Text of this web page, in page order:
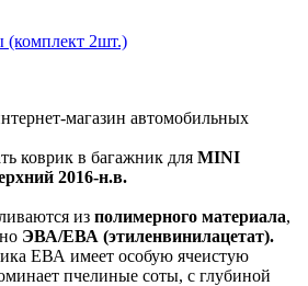
(комплект 2шт.)
магазин автомобильных
коврик в багажник для MINI
2016-н.в.
из полимерного материала,
ЭВА/ЕВА (этиленвинилацетат).
ЕВА имеет особую ячеистую
пчелиные соты, с глубиной